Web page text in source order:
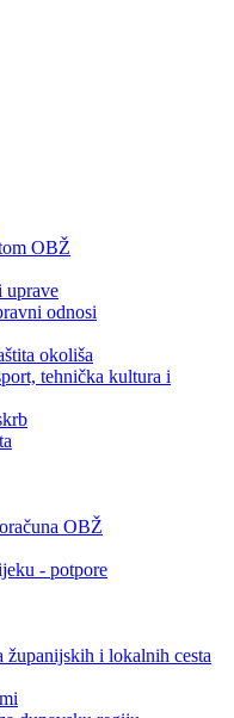
OBŽ
uprave
odnosi
okoliša
tehnička kultura i
OBŽ
- potpore
županijskih i lokalnih cesta